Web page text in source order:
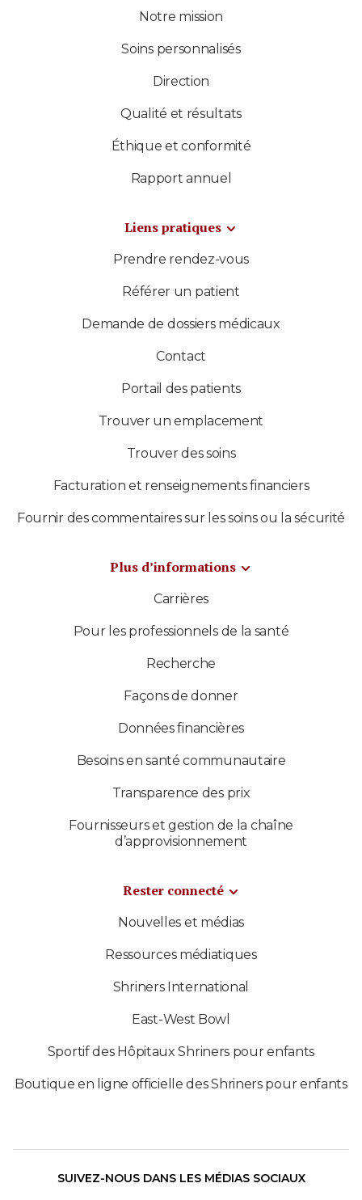
Notre mission
Soins personnalisés
Direction
Qualité et résultats
Éthique et conformité
Rapport annuel
Liens pratiques
Prendre rendez-vous
Référer un patient
Demande de dossiers médicaux
Contact
Portail des patients
Trouver un emplacement
Trouver des soins
Facturation et renseignements financiers
Fournir des commentaires sur les soins ou la sécurité
Plus d’informations
Carrières
Pour les professionnels de la santé
Recherche
Façons de donner
Données financières
Besoins en santé communautaire
Transparence des prix
Fournisseurs et gestion de la chaîne
d’approvisionnement
Rester connecté
Nouvelles et médias
Ressources médiatiques
Shriners International
East-West Bowl
Sportif des Hôpitaux Shriners pour enfants
Boutique en ligne officielle des Shriners pour enfants
SUIVEZ-NOUS DANS LES MÉDIAS SOCIAUX